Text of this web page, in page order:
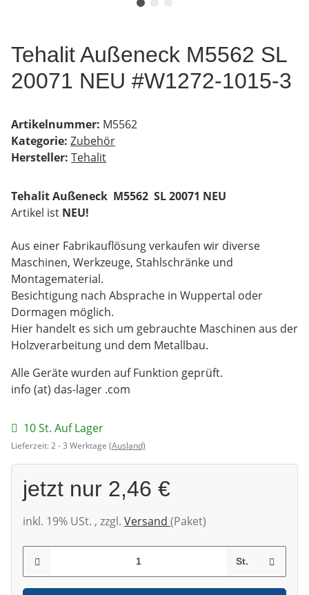
Tehalit Außeneck M5562 SL
20071 NEU #W1272-1015-3
Artikelnummer: M5562
Kategorie: Zubehör
Hersteller: Tehalit
Tehalit Außeneck M5562 SL 20071 NEU
Artikel ist NEU!
Aus einer Fabrikauflösung verkaufen wir diverse
Maschinen, Werkzeuge, Stahlschränke und
Montagematerial.
Besichtigung nach Absprache in Wuppertal oder
Dormagen möglich.
Hier handelt es sich um gebrauchte Maschinen aus der
Holzverarbeitung und dem Metallbau.
Alle Geräte wurden auf Funktion geprüft.
info (at) das-lager .com
10 St. Auf Lager
Lieferzeit:2 - 3 Werktage (Ausland)
jetzt nur 2,46 €
inkl. 19% USt. , zzgl. Versand (Paket)
St.